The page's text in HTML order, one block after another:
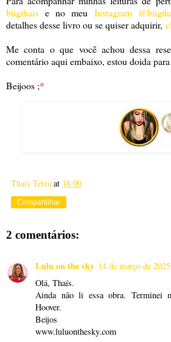
biigthais e no meu Instagram
detalhes desse livro ou se quiser adquirir,
Me conta o que você achou dessa
comentário aqui embaixo, estou doida
Beijoos ;*
Thais Terra at 18:00
Compartilhar
2 comentários:
Lulu on the sky 14 de março de
Olá, Thaís.
Ainda não li essa obra. Terminei
Hoover.
Beijos
www.luluonthesky.com